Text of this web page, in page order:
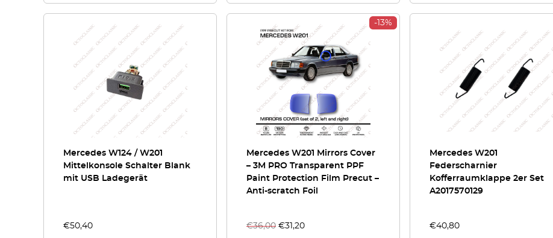
Mercedes W124 / W201
Mittelkonsole Schalter Blank
mit USB Ladegerät
€50,40
-13%
Mercedes W201 Mirrors Cover
– 3M PRO Transparent PPF
Paint Protection Film Precut –
Anti-scratch Foil
€36,00 €31,20
Mercedes W201
Federscharnier
Kofferraumklappe 2er Set
A2017570129
€40,80